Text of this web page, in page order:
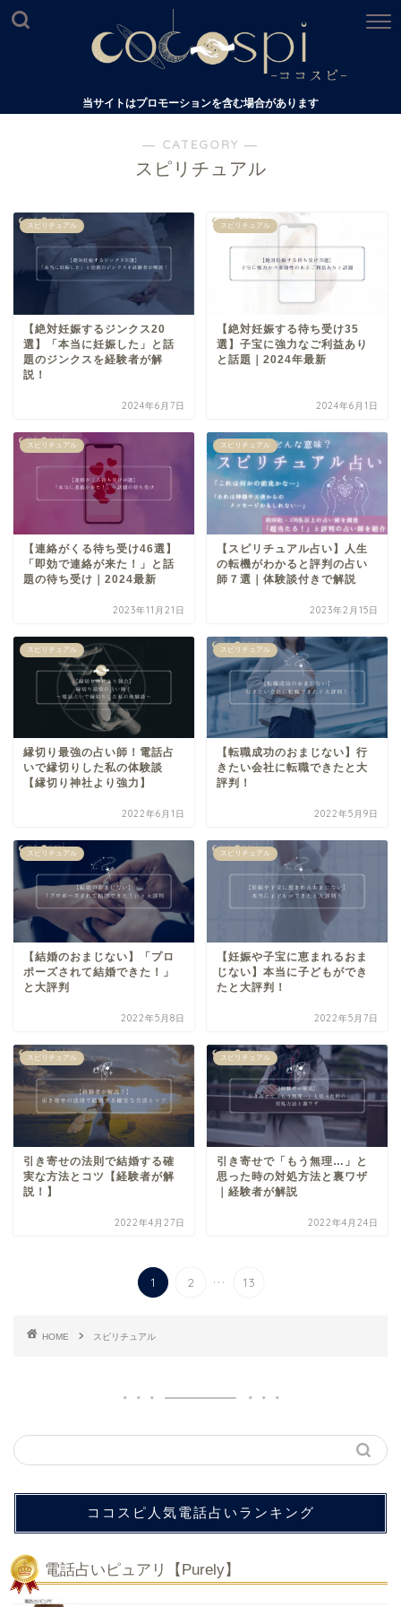
当サイトはプロモーションを含む場合があります
― CATEGORY ―
スピリチュアル
スピリチュアル
【絶対妊娠するジンクス20
選】「本当に妊娠した」と話
題のジンクスを経験者が解
説！
2024年6月7日
スピリチュアル
【絶対妊娠する待ち受け35
選】子宝に強力なご利益あり
と話題｜2024年最新
2024年6月1日
スピリチュアル
【連絡がくる待ち受け46選】
「即効で連絡が来た！」と話
題の待ち受け｜2024最新
2023年11月21日
スピリチュアル
【スピリチュアル占い】人生
の転機がわかると評判の占い
師７選｜体験談付きで解説
2023年2月15日
スピリチュアル
縁切り最強の占い師！電話占
いで縁切りした私の体験談
【縁切り神社より強力】
2022年6月1日
スピリチュアル
【転職成功のおまじない】行
きたい会社に転職できたと大
評判！
2022年5月9日
スピリチュアル
【結婚のおまじない】「プロ
ポーズされて結婚できた！」
と大評判
2022年5月8日
スピリチュアル
【妊娠や子宝に恵まれるおま
じない】本当に子どもができ
たと大評判！
2022年5月7日
スピリチュアル
引き寄せの法則で結婚する確
実な方法とコツ【経験者が解
説！】
2022年4月27日
スピリチュアル
引き寄せで「もう無理…」と
思った時の対処方法と裏ワザ
｜経験者が解説
2022年4月24日
1 2 ... 13
HOME スピリチュアル
ココスピ人気電話占いランキング
電話占いピュアリ【Purely】